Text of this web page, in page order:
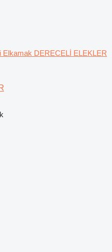
Elkamak DERECELİ ELEKLER